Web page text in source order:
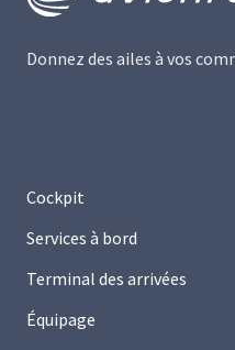
Donnez des ailes à vos
Cockpit
Services à bord
Terminal des arrivées
Équipage